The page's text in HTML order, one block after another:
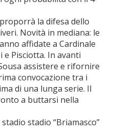
la difesa dello
Novità in mediana: le
affidate a Cardinale
e Pisciotta. In avanti
assistere e rifornire
convocazione tra i
di una lunga serie. Il
a buttarsi nella
stadio “Briamasco”